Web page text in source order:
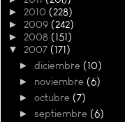
► 2010 (228)
► 2009 (242)
► 2008 (151)
▼ 2007 (171)
► diciembre (10)
► noviembre (6)
► octubre (7)
► septiembre (6)